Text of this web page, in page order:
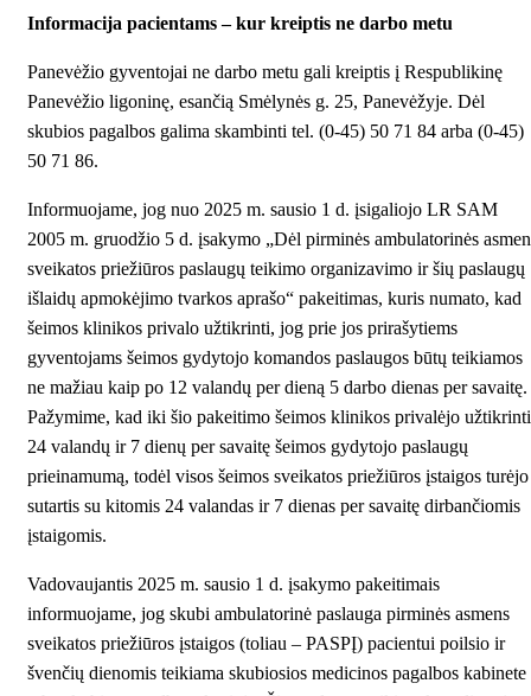
Informacija pacientams – kur kreiptis ne darbo metu
Panevėžio gyventojai ne darbo metu gali kreiptis į Respublikinę
Panevėžio ligoninę, esančią Smėlynės g. 25, Panevėžyje. Dėl
skubios pagalbos galima skambinti tel. (0-45) 50 71 84 arba (0-45)
50 71 86.
Informuojame, jog nuo 2025 m. sausio 1 d. įsigaliojo LR SAM
2005 m. gruodžio 5 d. įsakymo „Dėl pirminės ambulatorinės
sveikatos priežiūros paslaugų teikimo organizavimo ir šių paslaugų
išlaidų apmokėjimo tvarkos aprašo“ pakeitimas, kuris numato, kad
šeimos klinikos privalo užtikrinti, jog prie jos prirašytiems
gyventojams šeimos gydytojo komandos paslaugos būtų teikiamos
ne mažiau kaip po 12 valandų per dieną 5 darbo dienas per savaitę.
Pažymime, kad iki šio pakeitimo šeimos klinikos privalėjo užtikrinti
24 valandų ir 7 dienų per savaitę šeimos gydytojo paslaugų
prieinamumą, todėl visos šeimos sveikatos priežiūros įstaigos turėjo
sutartis su kitomis 24 valandas ir 7 dienas per savaitę dirbančiomis
įstaigomis.
Vadovaujantis 2025 m. sausio 1 d. įsakymo pakeitimais
informuojame, jog skubi ambulatorinė paslauga pirminės asmens
sveikatos priežiūros įstaigos (toliau – PASPĮ) pacientui poilsio ir
švenčių dienomis teikiama skubiosios medicinos pagalbos kabinete